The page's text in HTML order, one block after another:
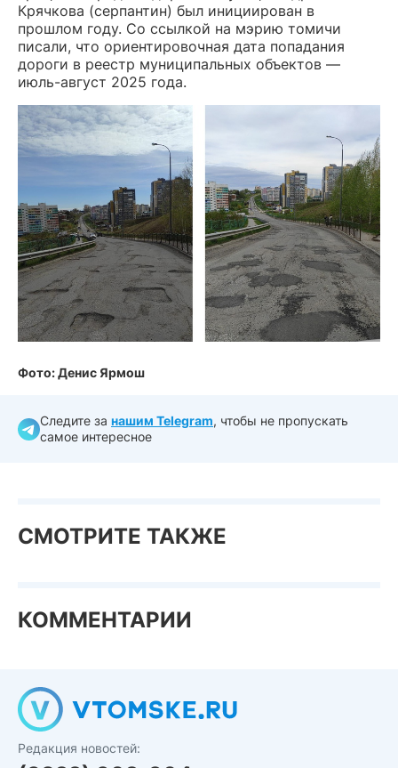
Крячкова (серпантин) был инициирован в
прошлом году. Со ссылкой на мэрию томичи
писали, что ориентировочная дата попадания
дороги в реестр муниципальных объектов —
июль-август 2025 года.
Фото: Денис Ярмош
Следите за нашим Telegram, чтобы не пропускать
самое интересное
СМОТРИТЕ ТАКЖЕ
КОММЕНТАРИИ
Редакция новостей: